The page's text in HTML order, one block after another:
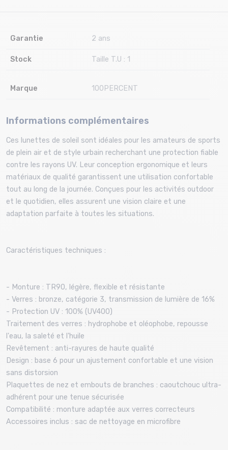
Garantie 2 ans
Stock Taille T.U : 1
Marque 100PERCENT
Informations complémentaires
Ces lunettes de soleil sont idéales pour les amateurs de sports
de plein air et de style urbain recherchant une protection fiable
contre les rayons UV. Leur conception ergonomique et leurs
matériaux de qualité garantissent une utilisation confortable
tout au long de la journée. Conçues pour les activités outdoor
et le quotidien, elles assurent une vision claire et une
adaptation parfaite à toutes les situations.
Caractéristiques techniques :
- Monture : TR90, légère, flexible et résistante
- Verres : bronze, catégorie 3, transmission de lumière de 16%
- Protection UV : 100% (UV400)
Traitement des verres : hydrophobe et oléophobe, repousse
l'eau, la saleté et l'huile
Revêtement : anti-rayures de haute qualité
Design : base 6 pour un ajustement confortable et une vision
sans distorsion
Plaquettes de nez et embouts de branches : caoutchouc ultra-
adhérent pour une tenue sécurisée
Compatibilité : monture adaptée aux verres correcteurs
Accessoires inclus : sac de nettoyage en microfibre​